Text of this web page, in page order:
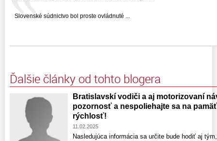
Slovenské súdnictvo bol proste ovládnuté ...
Ďalšie články od tohto blogera
Bratislavskí vodiči a aj motorizovaní
pozornosť a nespoliehajte sa na
rýchlosť!
11.02.2025
Nasledujúca informácia sa určite bude hodiť aj